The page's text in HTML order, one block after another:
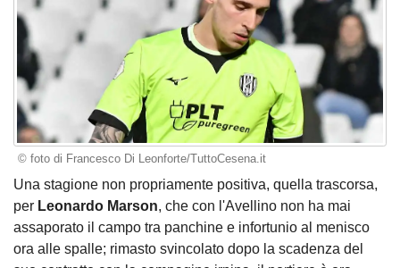
© foto di Francesco Di Leonforte/TuttoCesena.it
Una stagione non propriamente positiva, quella trascorsa,
per Leonardo Marson, che con l'Avellino non ha mai
assaporato il campo tra panchine e infortunio al menisco
ora alle spalle; rimasto svincolato dopo la scadenza del